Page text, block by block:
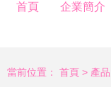
首頁 企業簡介
當前位置： 首頁 > 產